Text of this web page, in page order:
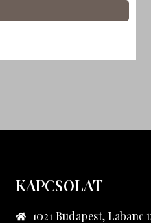
KAPCSOLAT
1021 Budapest, Labanc